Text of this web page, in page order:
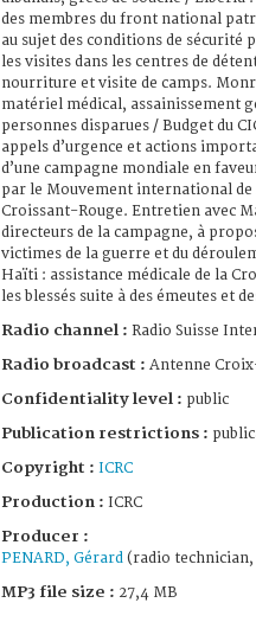
des membres du front national
au sujet des conditions de sécurité
les visites dans les centres de
nourriture et visite de camps.
matériel médical, assainissement
personnes disparues / Budget du
appels d’urgence et actions
d’une campagne mondiale en
par le Mouvement international de
Croissant-Rouge. Entretien avec
directeurs de la campagne, à
victimes de la guerre et du
Haïti : assistance médicale de la
les blessés suite à des émeutes et
Radio channel : Radio Suisse
Radio broadcast : Antenne
Confidentiality level : public
Publication restrictions :
Copyright : ICRC
Production : ICRC
Producer :
PENARD, Gérard (radio technician,
MP3 file size : 27,4 MB